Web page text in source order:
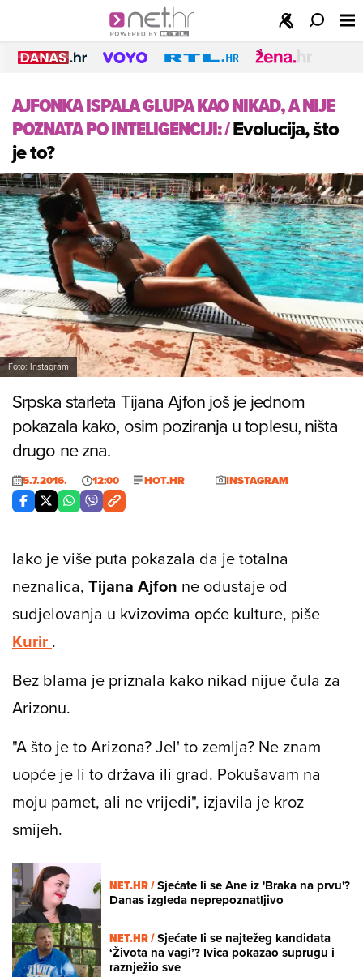
AJFONKA ISPALA GLUPA KAO NIKAD, A NIJE
POZNATA PO INTELIGENCIJI:/Evolucija, što
je to?
Foto: Instagram
Srpska starleta Tijana Ajfon još je jednom
pokazala kako, osim poziranja u toplesu, ništa
drugo ne zna.
5.7.2016. 12:00 HOT.HR INSTAGRAM
Iako je više puta pokazala da je totalna
neznalica, Tijana Ajfon ne odustaje od
sudjelovanja u kvizovima opće kulture, piše
Kurir .
Bez blama je priznala kako nikad nijue čula za
Arizonu.
"A što je to Arizona? Jel' to zemlja? Ne znam
uopće je li to država ili grad. Pokušavam na
moju pamet, ali ne vrijedi", izjavila je kroz
smijeh.
NET.HR /Sjećate li se Ane iz 'Braka na prvu'?
Danas izgleda neprepoznatljivo
NET.HR /Sjećate li se najtežeg kandidata
‘Života na vagi’? Ivica pokazao suprugu i
raznježio sve